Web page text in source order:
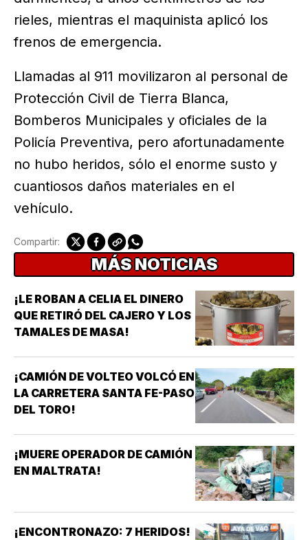
rieles, mientras el maquinista aplicó los
frenos de emergencia.
Llamadas al 911 movilizaron al personal de
Protección Civil de Tierra Blanca,
Bomberos Municipales y oficiales de la
Policía Preventiva, pero afortunadamente
no hubo heridos, sólo el enorme susto y
cuantiosos daños materiales en el
vehículo.
Compartir:
MÁS NOTICIAS
¡LE ROBAN A CELIA EL DINERO
QUE RETIRÓ DEL CAJERO Y LOS
TAMALES DE MASA!
¡CAMIÓN DE VOLTEO VOLCÓ EN
LA CARRETERA SANTA FE-PASO
DEL TORO!
¡MUERE OPERADOR DE CAMIÓN
EN MALTRATA!
¡ENCONTRONAZO: 7 HERIDOS!